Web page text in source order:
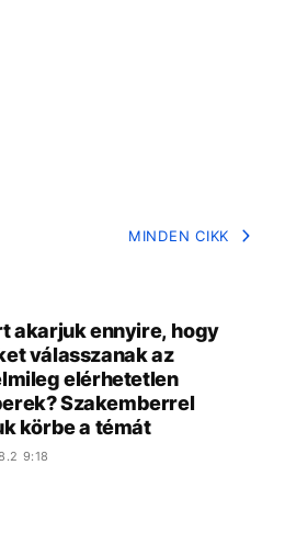
MINDEN CIKK
akarjuk ennyire, hogy
válasszanak az
elérhetetlen
Szakemberrel
körbe a témát
9:18